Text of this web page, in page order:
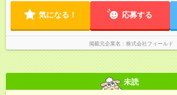
気になる！ 応募する
掲載元企業名 株式会社フィールド
未読